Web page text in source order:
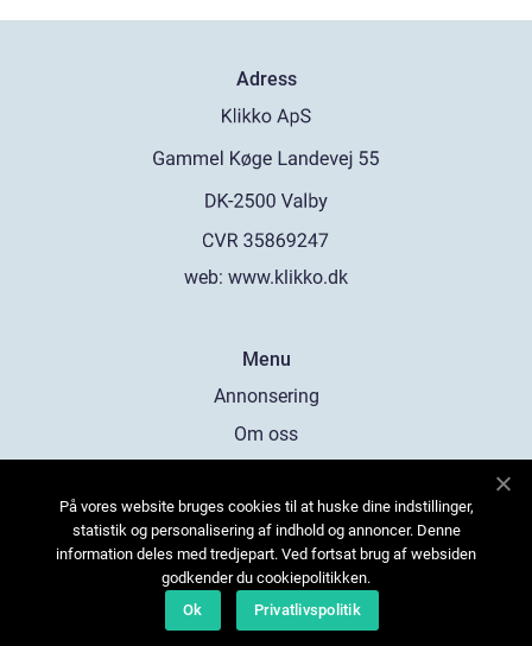
Adress
web: www.klikko.dk
Menu
Annonsering
Om oss
Kontakta oss
Sitemap
På vores website bruges cookies til at huske dine indstillinger,
statistik og personalisering af indhold og annoncer. Denne
information deles med tredjepart. Ved fortsat brug af websiden
godkender du cookiepolitikken.
Ok
Privatlivspolitik